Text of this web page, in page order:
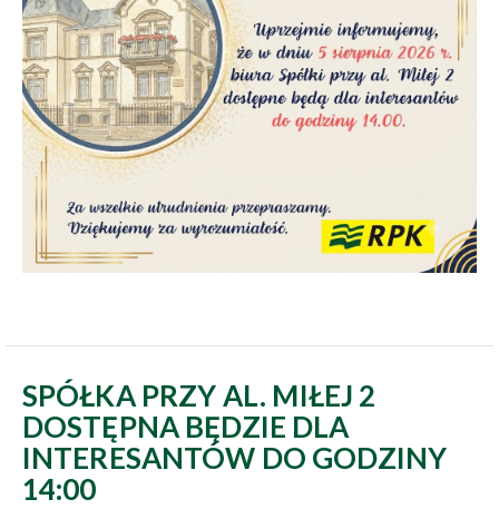
SPÓŁKA PRZY AL. MIŁEJ 2
DOSTĘPNA BĘDZIE DLA
INTERESANTÓW DO GODZINY
14:00